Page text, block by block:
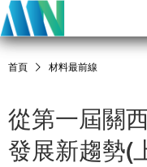
首頁 材料最前線
從第一屆關
發展新趨勢(